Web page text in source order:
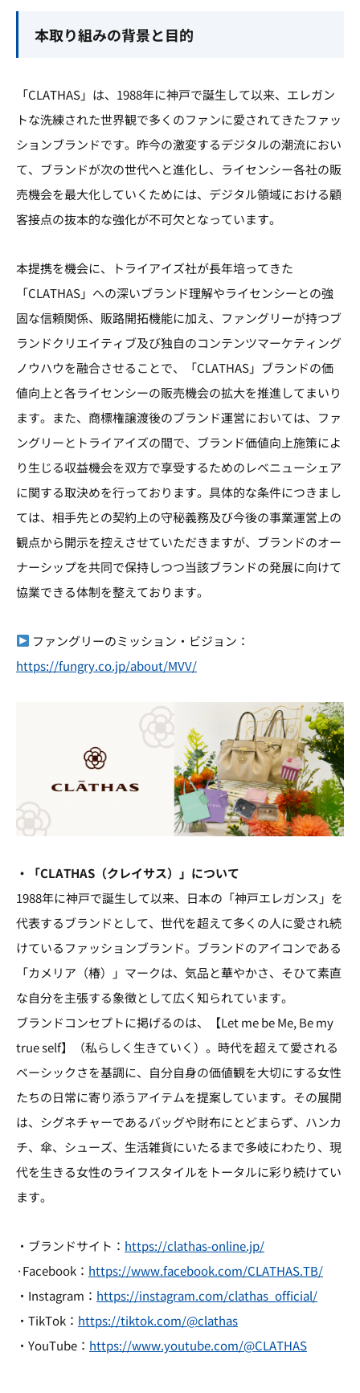
本取り組みの背景と目的
「CLATHAS」は、1988年に神戸で誕生して以来、エレガン
トな洗練された世界観で多くのファンに愛されてきたファッ
ションブランドです。昨今の激変するデジタルの潮流におい
て、ブランドが次の世代へと進化し、ライセンシー各社の販
売機会を最大化していくためには、デジタル領域における顧
客接点の抜本的な強化が不可欠となっています。
本提携を機会に、トライアイズ社が長年培ってきた
「CLATHAS」への深いブランド理解やライセンシーとの強
固な信頼関係、販路開拓機能に加え、ファングリーが持つブ
ランドクリエイティブ及び独自のコンテンツマーケティング
ノウハウを融合させることで、「CLATHAS」ブランドの価
値向上と各ライセンシーの販売機会の拡大を推進してまいり
ます。また、商標権譲渡後のブランド運営においては、ファ
ングリーとトライアイズの間で、ブランド価値向上施策によ
り生じる収益機会を双方で享受するためのレベニューシェア
に関する取決めを行っております。具体的な条件につきまし
ては、相手先との契約上の守秘義務及び今後の事業運営上の
観点から開示を控えさせていただきますが、ブランドのオー
ナーシップを共同で保持しつつ当該ブランドの発展に向けて
協業できる体制を整えております。
ファングリーのミッション・ビジョン：
https://fungry.co.jp/about/MVV/
・「CLATHAS（クレイサス）」について
1988年に神戸で誕生して以来、日本の「神戸エレガンス」を
代表するブランドとして、世代を超えて多くの人に愛され続
けているファッションブランド。ブランドのアイコンである
「カメリア（椿）」マークは、気品と華やかさ、そひて素直
な自分を主張する象徴として広く知られています。
ブランドコンセプトに掲げるのは、【Let me be Me, Be my
true self】（私らしく生きていく）。時代を超えて愛される
ベーシックさを基調に、自分自身の価値観を大切にする女性
たちの日常に寄り添うアイテムを提案しています。その展開
は、シグネチャーであるバッグや財布にとどまらず、ハンカ
チ、傘、シューズ、生活雑貨にいたるまで多岐にわたり、現
代を生きる女性のライフスタイルをトータルに彩り続けてい
ます。
・ブランドサイト： https://clathas-online.jp/
·Facebook： https://www.facebook.com/CLATHAS.TB/
・Instagram： https://instagram.com/clathas_official/
・TikTok： https://tiktok.com/@clathas
・YouTube： https://www.youtube.com/@CLATHAS